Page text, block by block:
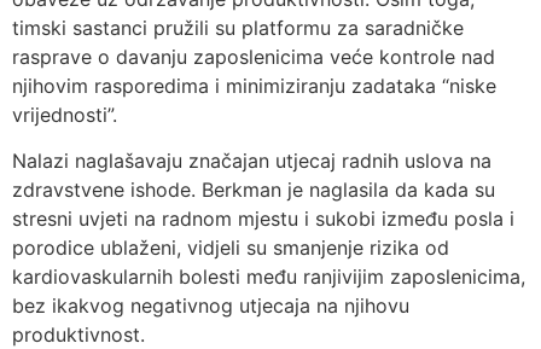
timski sastanci pružili su platformu za saradničke
rasprave o davanju zaposlenicima veće kontrole nad
njihovim rasporedima i minimiziranju zadataka “niske
vrijednosti”.
Nalazi naglašavaju značajan utjecaj radnih uslova na
zdravstvene ishode. Berkman je naglasila da kada su
stresni uvjeti na radnom mjestu i sukobi između posla i
porodice ublaženi, vidjeli su smanjenje rizika od
kardiovaskularnih bolesti među ranjivijim zaposlenicima,
bez ikakvog negativnog utjecaja na njihovu
produktivnost.